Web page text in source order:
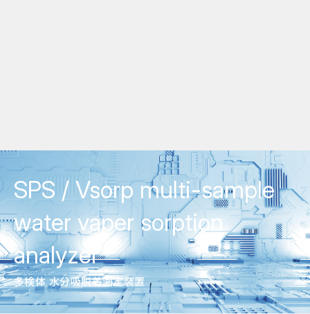
SPS / Vsorp multi-sample
water vaper sorption
analyzer
多検体 水分吸脱着測定装置